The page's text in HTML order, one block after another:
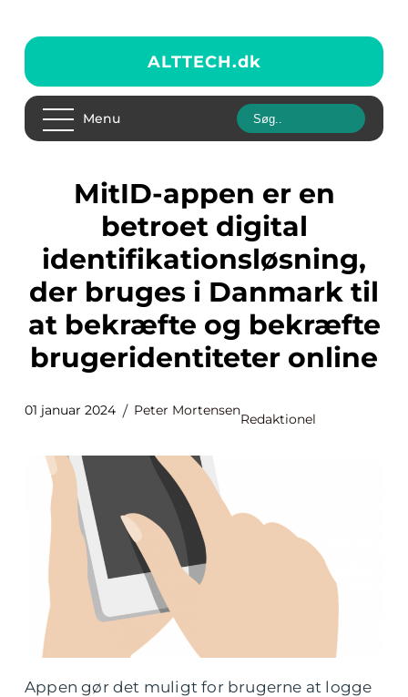
ALTTECH.dk
Menu
MitID-appen er en
betroet digital
identifikationsløsning,
der bruges i Danmark til
at bekræfte og bekræfte
brugeridentiteter online
01 januar 2024 Peter Mortensen
Redaktionel
Appen gør det muligt for brugerne at logge